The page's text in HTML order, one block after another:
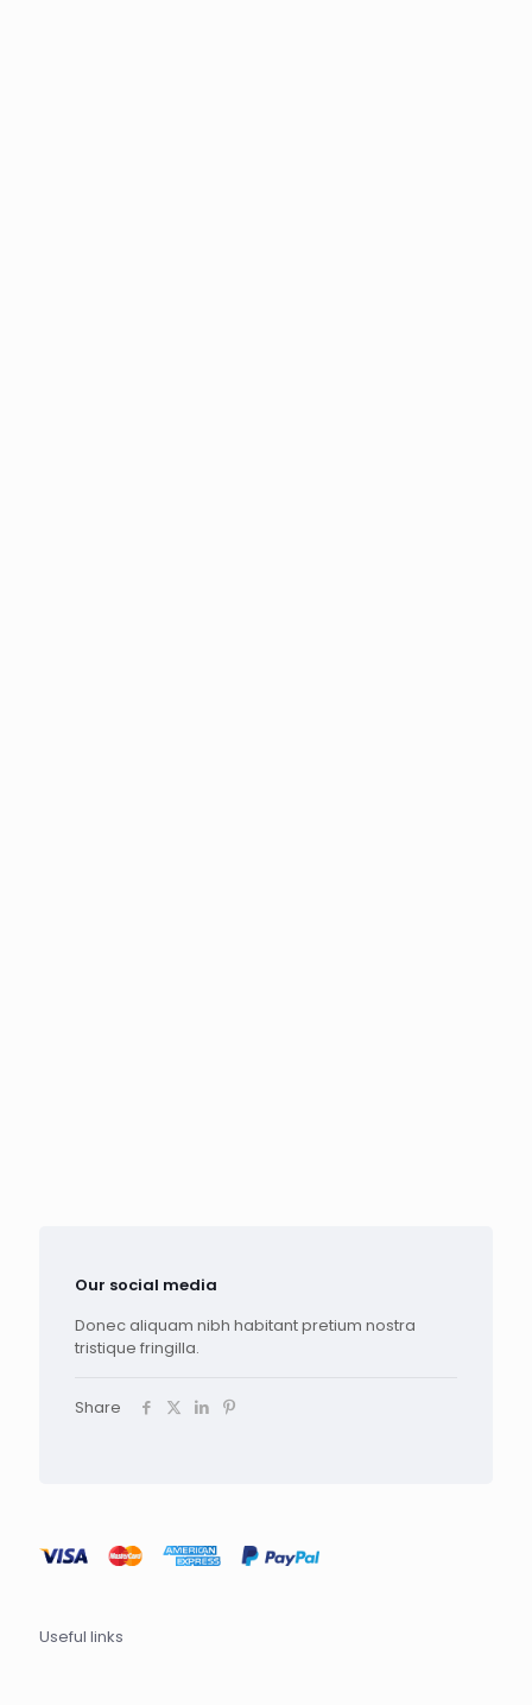
Our social media
Donec aliquam nibh habitant pretium nostra
tristique fringilla.
Share
Useful links